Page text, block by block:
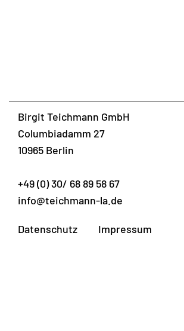
Birgit Teichmann GmbH
Columbiadamm 27
10965 Berlin
+49 (0) 30/ 68 89 58 67
info@teichmann-la.de
Datenschutz Impressum